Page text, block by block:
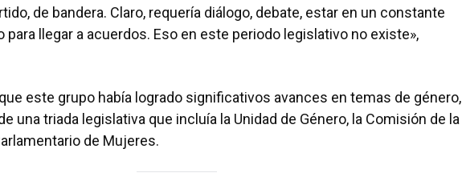
de bandera. Claro, requería diálogo, debate, estar en un constante
llegar a acuerdos. Eso en este periodo legislativo no existe»,
este grupo había logrado significativos avances en temas de género,
una triada legislativa que incluía la Unidad de Género, la Comisión de la
de Mujeres.